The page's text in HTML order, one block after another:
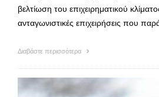
βελτίωση του επιχειρηματικού
ανταγωνιστικές επιχειρήσεις που
Διαβάστε περισσότερα